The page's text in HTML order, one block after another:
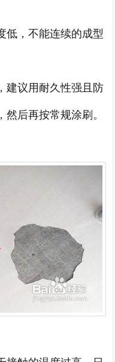
，不能连续的成型
建议用耐久性强且防
后再按常规涂刷。